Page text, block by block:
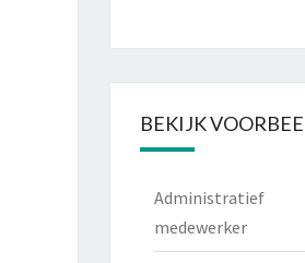
BEKIJK
Administratief
medewerker